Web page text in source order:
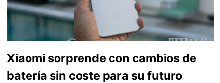
Xiaomi sorprende con cambios de
batería sin coste para su futuro